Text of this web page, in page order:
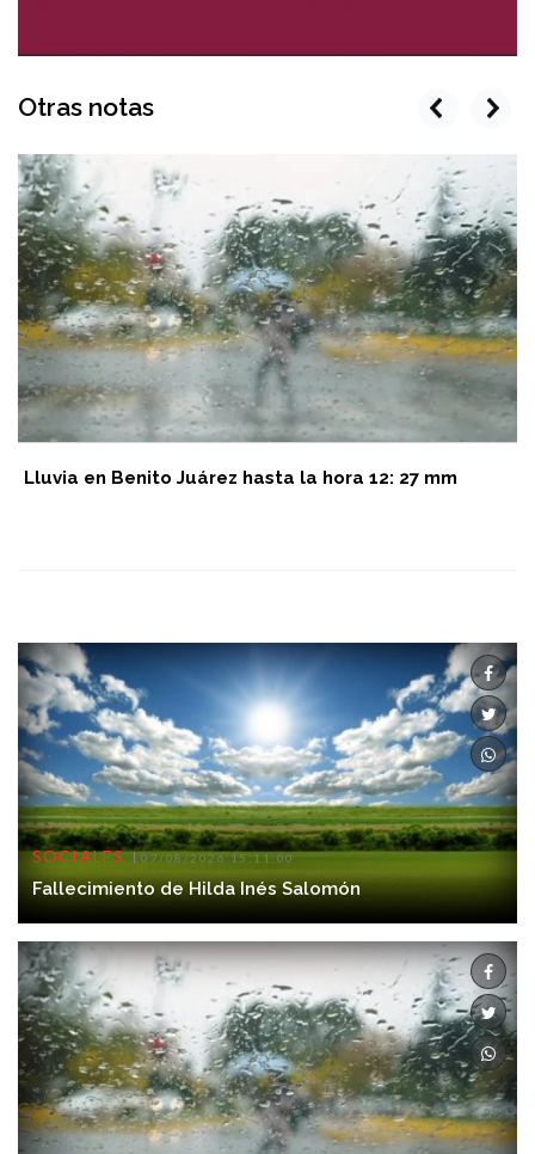
Otras notas
Lluvia en Benito Juárez hasta la hora 12: 27 mm
prev next
SOCIALES 07/08/2026 15:11:00
Fallecimiento de Hilda Inés Salomón